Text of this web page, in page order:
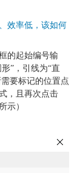
效率低，该如何
”，引线为“直
要标记的位置点
，且再次点击
示）